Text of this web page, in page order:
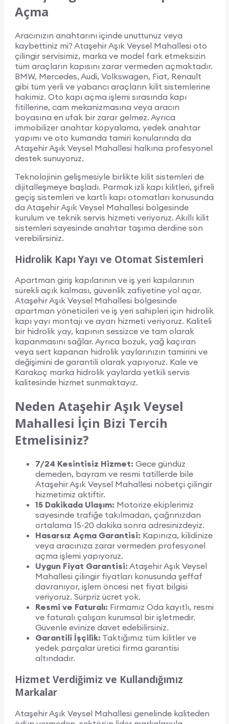
Açma
Aracınızın anahtarını içinde unuttunuz veya
kaybettiniz mi? Ataşehir Aşık Veysel Mahallesi oto
çilingir servisimiz, marka ve model fark etmeksizin
tüm araçların kapısını zarar vermeden açmaktadır.
BMW, Mercedes, Audi, Volkswagen, Fiat, Renault
gibi tüm yerli ve yabancı araçların kilit sistemlerine
hakimiz. Oto kapı açma işlemi sırasında kapı
fitillerine, cam mekanizmasına veya aracın
boyasına en ufak bir zarar gelmez. Ayrıca
immobilizer anahtar kopyalama, yedek anahtar
yapımı ve oto kumanda tamiri konularında da
Ataşehir Aşık Veysel Mahallesi halkına profesyonel
destek sunuyoruz.
Teknolojinin gelişmesiyle birlikte kilit sistemleri de
dijitalleşmeye başladı. Parmak izli kapı kilitleri, şifreli
geçiş sistemleri ve kartlı kapı otomatları konusunda
da Ataşehir Aşık Veysel Mahallesi bölgesinde
kurulum ve teknik servis hizmeti veriyoruz. Akıllı kilit
sistemleri sayesinde anahtar taşıma derdine son
verebilirsiniz.
Hidrolik Kapı Yayı ve Otomat Sistemleri
Apartman giriş kapılarının ve iş yeri kapılarının
sürekli açık kalması, güvenlik zafiyetine yol açar.
Ataşehir Aşık Veysel Mahallesi bölgesinde
apartman yöneticileri ve iş yeri sahipleri için hidrolik
kapı yayı montajı ve ayarı hizmeti veriyoruz. Kaliteli
bir hidrolik yay, kapının sessizce ve tam olarak
kapanmasını sağlar. Ayrıca bozuk, yağ kaçıran
veya sert kapanan hidrolik yaylarınızın tamirini ve
değişimini de garantili olarak yapıyoruz. Kale ve
Karakoç marka hidrolik yaylarda yetkili servis
kalitesinde hizmet sunmaktayız.
Neden Ataşehir Aşık Veysel
Mahallesi İçin Bizi Tercih
Etmelisiniz?
7/24 Kesintisiz Hizmet: Gece gündüz
demeden, bayram ve resmi tatillerde bile
Ataşehir Aşık Veysel Mahallesi nöbetçi çilingir
hizmetimiz aktiftir.
15 Dakikada Ulaşım: Motorize ekiplerimiz
sayesinde trafiğe takılmadan, çağrınızdan
ortalama 15-20 dakika sonra adresinizdeyiz.
Hasarsız Açma Garantisi: Kapınıza, kilidinize
veya aracınıza zarar vermeden profesyonel
açma işlemi yapıyoruz.
Uygun Fiyat Garantisi: Ataşehir Aşık Veysel
Mahallesi çilingir fiyatları konusunda şeffaf
davranıyor, işlem öncesi net fiyat bilgisi
veriyoruz. Sürpriz ücret yok.
Resmi ve Faturalı: Firmamız Oda kayıtlı, resmi
ve faturalı çalışan kurumsal bir işletmedir.
Güvenle evinize davet edebilirsiniz.
Garantili İşçilik: Taktığımız tüm kilitler ve
yedek parçalar üretici firma garantisi
altındadır.
Hizmet Verdiğimiz ve Kullandığımız
Markalar
Ataşehir Aşık Veysel Mahallesi genelinde kaliteden